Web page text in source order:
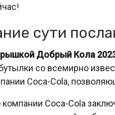
сути
Добрый Кола
со всемирно
Coca-Cola,
компании Coca-Cola